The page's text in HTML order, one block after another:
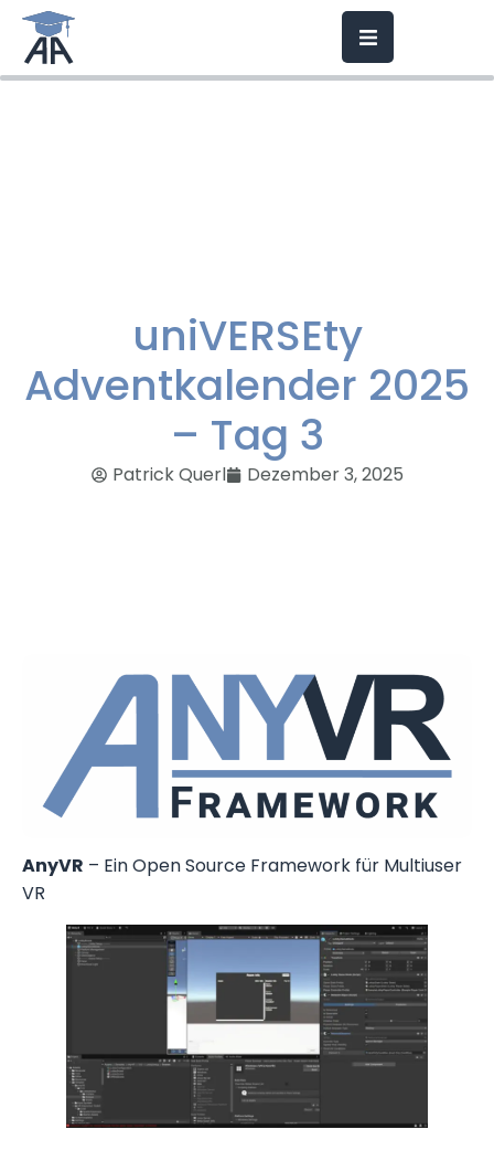
uniVERSEty
Adventkalender 2025
– Tag 3
Patrick Querl Dezember 3, 2025
AnyVR – Ein Open Source Framework für Multiuser
VR